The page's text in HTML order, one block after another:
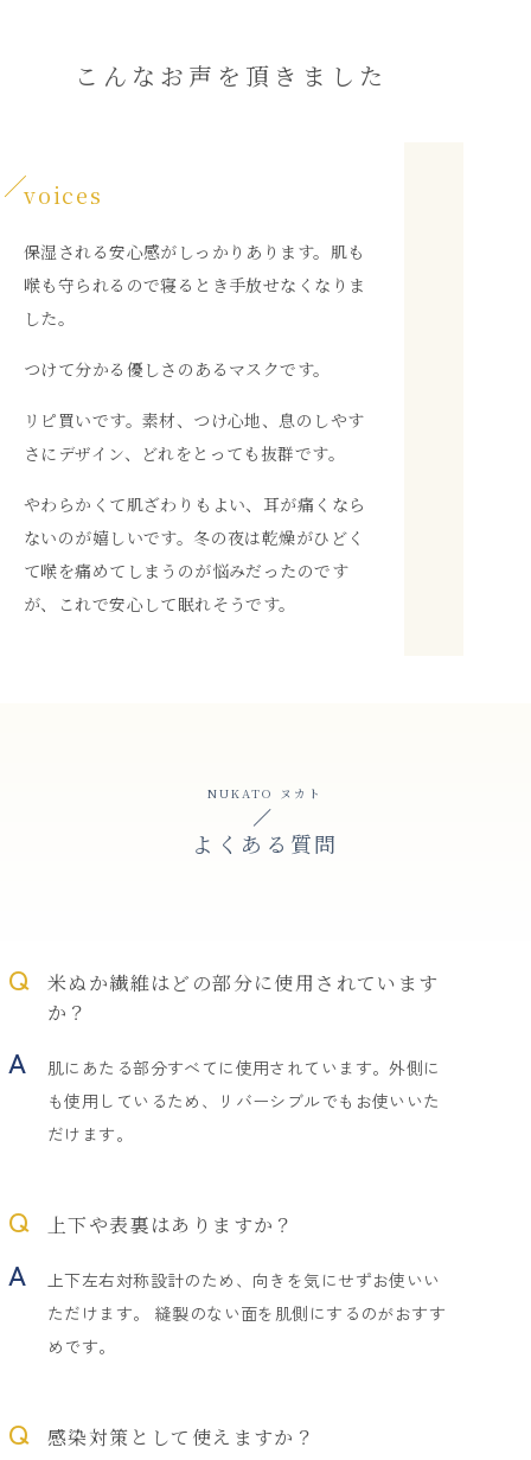
こんなお声を頂きました
voices
保湿される安心感がしっかりあります。肌も
喉も守られるので寝るとき手放せなくなりま
した。
つけて分かる優しさのあるマスクです。
リピ買いです。素材、つけ心地、息のしやす
さにデザイン、どれをとっても抜群です。
やわらかくて肌ざわりもよい、耳が痛くなら
ないのが嬉しいです。冬の夜は乾燥がひどく
て喉を痛めてしまうのが悩みだったのです
が、これで安心して眠れそうです。
NUKATO ヌカト
よくある質問
米ぬか繊維はどの部分に使用されています
か？
肌にあたる部分すべてに使用されています。外側に
も使用しているため、リバーシブルでもお使いいた
だけます。
上下や表裏はありますか？
上下左右対称設計のため、向きを気にせずお使いい
ただけます。 縫製のない面を肌側にするのがおすす
めです。
感染対策として使えますか？